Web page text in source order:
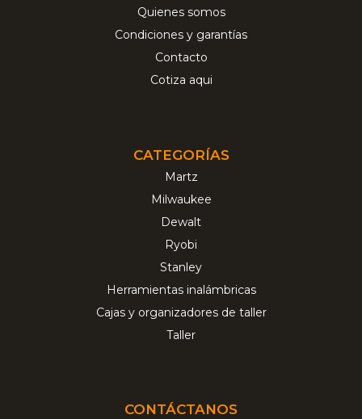
Quienes somos
Condiciones y garantías
Contacto
Cotiza aqui
CATEGORÍAS
Martz
Milwaukee
Dewalt
Ryobi
Stanley
Herramientas inalámbricas
Cajas y organizadores de taller
Taller
CONTÁCTANOS